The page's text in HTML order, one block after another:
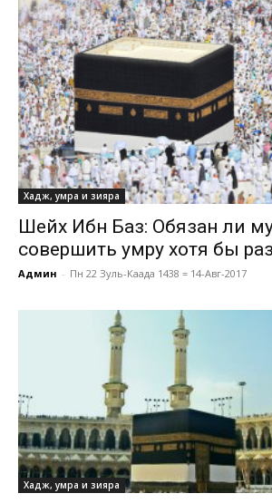
Хадж, умра и зияра
Шейх Ибн Баз: Обязан ли
совершить умру хотя бы
Админ - Пн 22 Зуль-Каада 1438 = 14-Авг-2017
Хадж, умра и зияра